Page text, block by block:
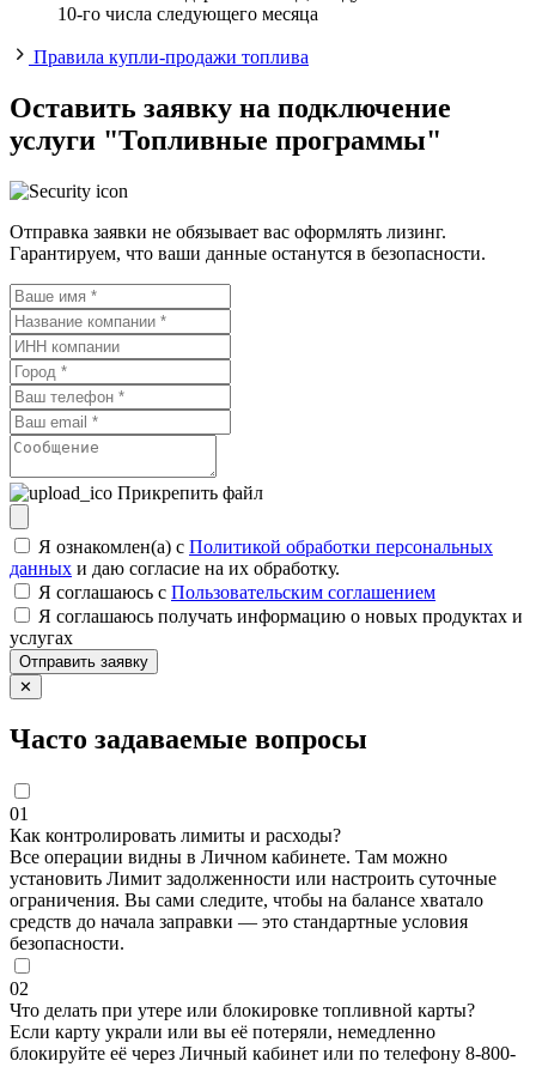
10-го числа следующего месяца
Правила купли-продажи топлива
Оставить заявку на подключение
услуги "Топливные программы"
Отправка заявки не обязывает вас оформлять лизинг.
Гарантируем, что ваши данные останутся в безопасности.
Прикрепить файл
Я ознакомлен(а) с Политикой обработки персональных
данных и даю согласие на их обработку.
Я соглашаюсь c Пользовательским соглашением
Я соглашаюсь получать информацию о новых продуктах и
услугах
Отправить заявку
✕
Часто задаваемые вопросы
01
Как контролировать лимиты и расходы?
Все операции видны в Личном кабинете. Там можно
установить Лимит задолженности или настроить суточные
ограничения. Вы сами следите, чтобы на балансе хватало
средств до начала заправки — это стандартные условия
безопасности.
02
Что делать при утере или блокировке топливной карты?
Если карту украли или вы её потеряли, немедленно
блокируйте её через Личный кабинет или по телефону 8-800-